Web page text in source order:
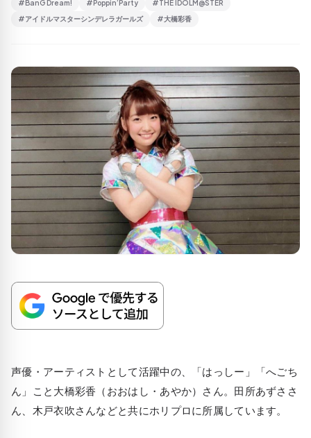
#BanG Dream! #Poppin’Party
#THE IDOLM@STER
#アイドルマスターシンデレラガールズ
#大橋彩香
声優・アーティストとして活躍中の、「はっしー」「へごち
ん」こと大橋彩香（おおはし・あやか）さん。田所あずささ
ん、木戸衣吹さんなどと共にホリプロに所属しています。